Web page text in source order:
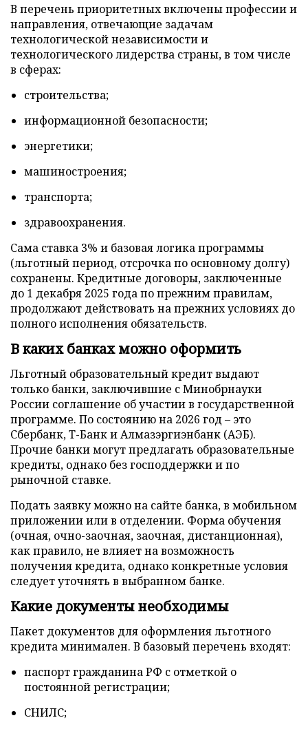
В перечень приоритетных включены профессии и
направления, отвечающие задачам
технологической независимости и
технологического лидерства страны, в том числе
в сферах:
строительства;
информационной безопасности;
энергетики;
машиностроения;
транспорта;
здравоохранения.
Сама ставка 3% и базовая логика программы
(льготный период, отсрочка по основному долгу)
сохранены. Кредитные договоры, заключенные
до 1 декабря 2025 года по прежним правилам,
продолжают действовать на прежних условиях до
полного исполнения обязательств.
В каких банках можно оформить
Льготный образовательный кредит выдают
только банки, заключившие с Минобрнауки
России соглашение об участии в государственной
программе. По состоянию на 2026 год – это
Сбербанк, Т-Банк и Алмазэргиэнбанк (АЭБ).
Прочие банки могут предлагать образовательные
кредиты, однако без господдержки и по
рыночной ставке.
Подать заявку можно на сайте банка, в мобильном
приложении или в отделении. Форма обучения
(очная, очно-заочная, заочная, дистанционная),
как правило, не влияет на возможность
получения кредита, однако конкретные условия
следует уточнять в выбранном банке.
Какие документы необходимы
Пакет документов для оформления льготного
кредита минимален. В базовый перечень входят:
паспорт гражданина РФ с отметкой о
постоянной регистрации;
СНИЛС;